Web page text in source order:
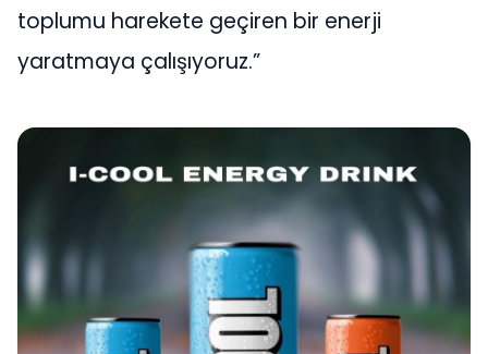
toplumu harekete geçiren bir enerji
yaratmaya çalışıyoruz.”